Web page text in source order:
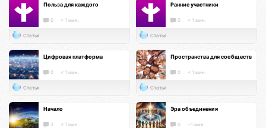
Польза для каждого
0 < 1 мин.
Статья
Ранние участники
0 < 1 мин.
Статья
Цифровая платформа
0 < 1 мин.
Статья
Пространства для сообществ
0 < 1 мин.
Статья
Начало
3 < 1 мин.
Эра объединения
0 ~1 мин.